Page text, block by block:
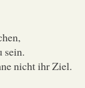
sein.
nicht ihr Ziel.